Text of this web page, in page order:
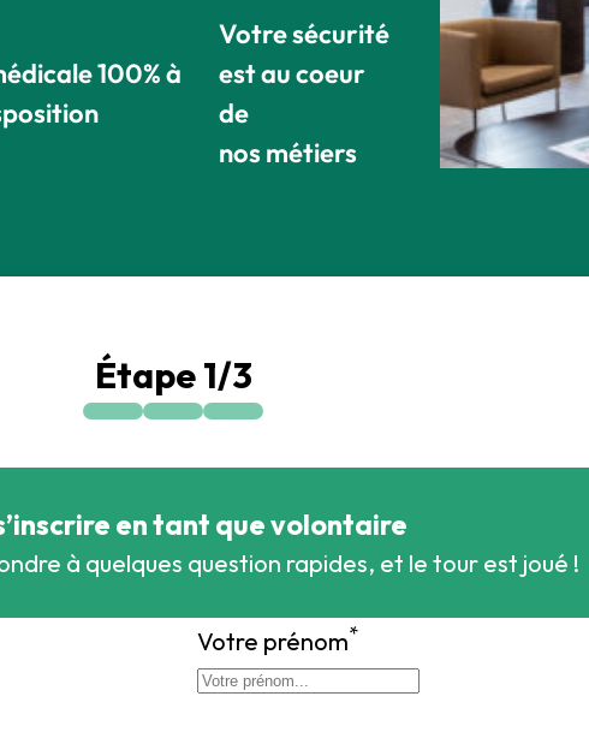
100% à
Votre sécurité
est au coeur
de
nos métiers
Étape1/3
en tant que volontaire
à quelques question rapides, et le tour est joué !
Votre prénom*